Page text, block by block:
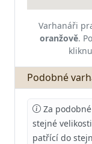
Varhanáři
oranžově.
Podobné
Za
stejné
patřící do